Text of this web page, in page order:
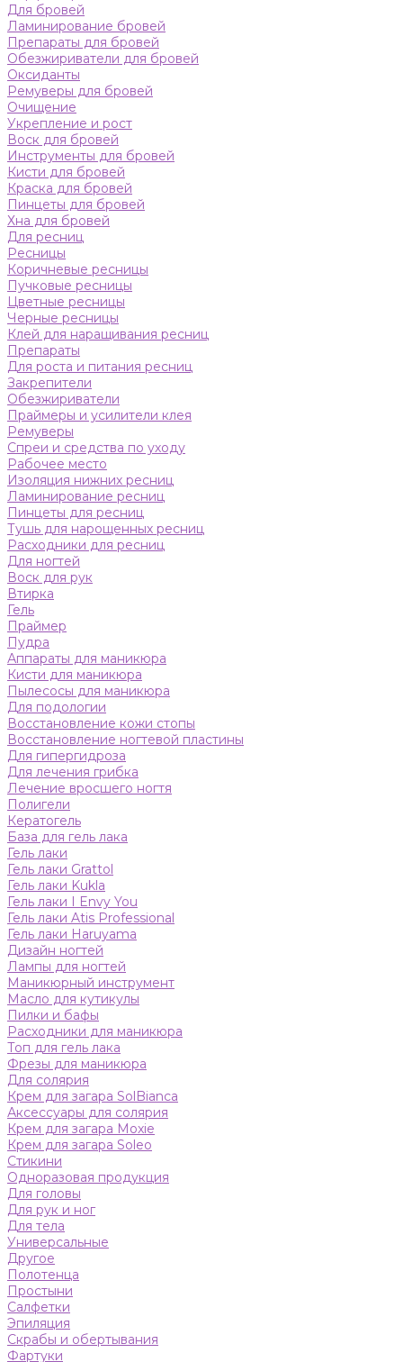
Для бровей
Ламинирование бровей
Препараты для бровей
Обезжириватели для бровей
Оксиданты
Ремуверы для бровей
Очищение
Укрепление и рост
Воск для бровей
Инструменты для бровей
Кисти для бровей
Краска для бровей
Пинцеты для бровей
Хна для бровей
Для ресниц
Ресницы
Коричневые ресницы
Пучковые ресницы
Цветные ресницы
Черные ресницы
Клей для наращивания ресниц
Препараты
Для роста и питания ресниц
Закрепители
Обезжириватели
Праймеры и усилители клея
Ремуверы
Спреи и средства по уходу
Рабочее место
Изоляция нижних ресниц
Ламинирование ресниц
Пинцеты для ресниц
Тушь для нарощенных ресниц
Расходники для ресниц
Для ногтей
Воск для рук
Втирка
Гель
Праймер
Пудра
Аппараты для маникюра
Кисти для маникюра
Пылесосы для маникюра
Для подологии
Восстановление кожи стопы
Восстановление ногтевой пластины
Для гипергидроза
Для лечения грибка
Лечение вросшего ногтя
Полигели
Кератогель
База для гель лака
Гель лаки
Гель лаки Grattol
Гель лаки Kukla
Гель лаки I Envy You
Гель лаки Atis Professional
Гель лаки Haruyama
Дизайн ногтей
Лампы для ногтей
Маникюрный инструмент
Масло для кутикулы
Пилки и бафы
Расходники для маникюра
Топ для гель лака
Фрезы для маникюра
Для солярия
Крем для загара SolBianca
Аксессуары для солярия
Крем для загара Moxie
Крем для загара Soleo
Стикини
Одноразовая продукция
Для головы
Для рук и ног
Для тела
Универсальные
Другое
Полотенца
Простыни
Салфетки
Эпиляция
Скрабы и обертывания
Фартуки